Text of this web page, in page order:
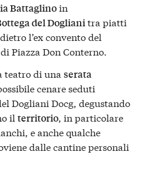
Battaglinoin
del Doglianitra piatti
l’ex convento del
Piazza Don Conterno.
teatro di una serata
cenare seduti
Dogliani Docg, degustando
il territorio, in particolare
e anche qualche
dalle cantine personali